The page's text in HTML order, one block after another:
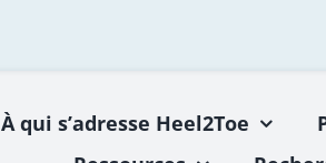
À qui s’adresse Heel2Toe